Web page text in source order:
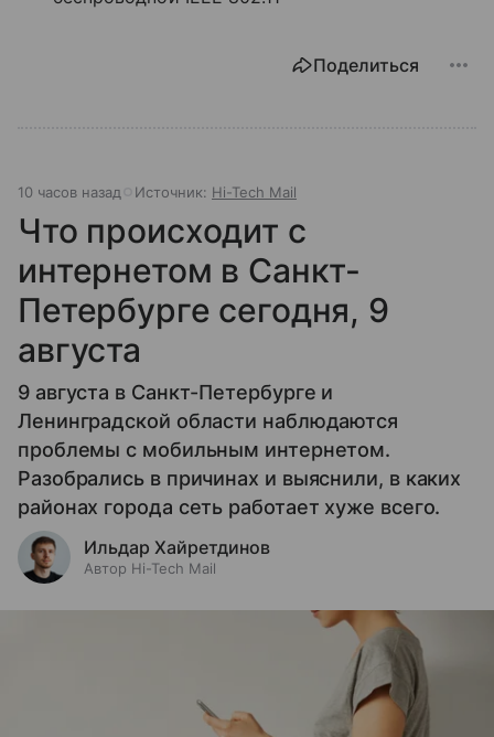
Поделиться
10 часов назад Источник: Hi-Tech Mail
Что происходит с
интернетом в Санкт-
Петербурге сегодня, 9
августа
9 августа в Санкт-Петербурге и
Ленинградской области наблюдаются
проблемы с мобильным интернетом.
Разобрались в причинах и выяснили, в каких
районах города сеть работает хуже всего.
Ильдар Хайретдинов
Автор Hi-Tech Mail